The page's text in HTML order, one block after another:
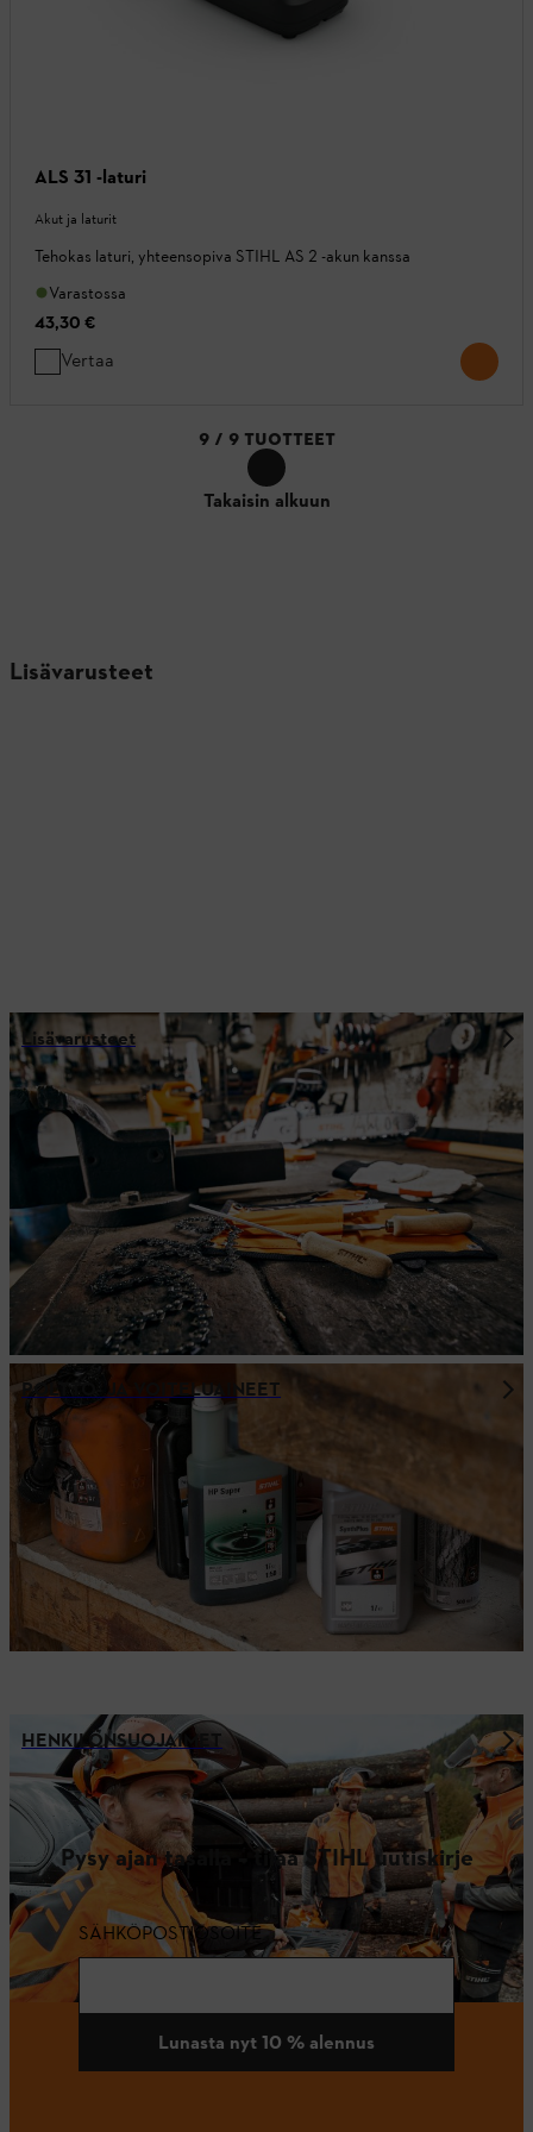
ALS 31 -laturi
Akut ja laturit
Tehokas laturi, yhteensopiva STIHL AS 2 -akun kanssa
Varastossa
43,30 €
Vertaa
9 / 9 TUOTTEET
Takaisin alkuun
Lisävarusteet
Lisävarusteet
POLTTO- JA VOITELUAINEET
HENKILÖNSUOJAIMET
Pysy ajan tasalla – tilaa STIHL uutiskirje
SÄHKÖPOSTIOSOITE
Lunasta nyt 10 % alennus